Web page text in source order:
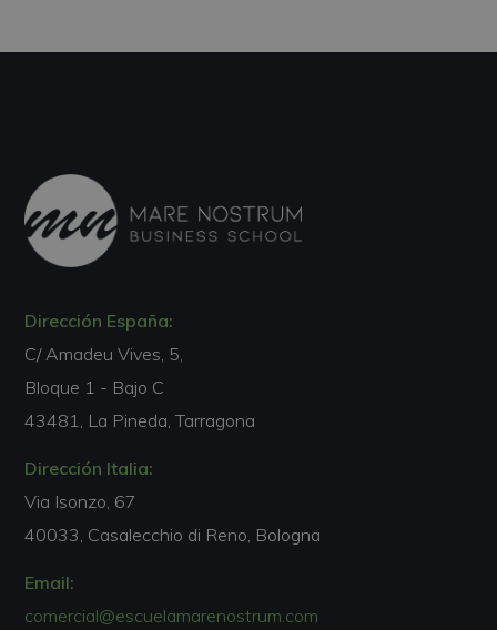
Dirección España:
C/ Amadeu Vives, 5,
Bloque 1 - Bajo C
43481, La Pineda, Tarragona
Dirección Italia:
Via Isonzo, 67
40033, Casalecchio di Reno, Bologna
Email:
comercial@escuelamarenostrum.com